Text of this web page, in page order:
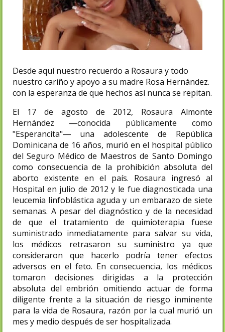
Desde aquí nuestro recuerdo a Rosaura y todo
nuestro cariño y apoyo a su madre Rosa Hernández.
con la esperanza de que hechos así nunca se repitan.
El 17 de agosto de 2012, Rosaura Almonte
Hernández ―conocida públicamente como
"Esperancita"― una adolescente de República
Dominicana de 16 años, murió en el hospital público
del Seguro Médico de Maestros de Santo Domingo
como consecuencia de la prohibición absoluta del
aborto existente en el país. Rosaura ingresó al
Hospital en julio de 2012 y le fue diagnosticada una
leucemia linfoblástica aguda y un embarazo de siete
semanas. A pesar del diagnóstico y de la necesidad
de que el tratamiento de quimioterapia fuese
suministrado inmediatamente para salvar su vida,
los médicos retrasaron su suministro ya que
consideraron que hacerlo podría tener efectos
adversos en el feto. En consecuencia, los médicos
tomaron decisiones dirigidas a la protección
absoluta del embrión omitiendo actuar de forma
diligente frente a la situación de riesgo inminente
para la vida de Rosaura, razón por la cual murió un
mes y medio después de ser hospitalizada.